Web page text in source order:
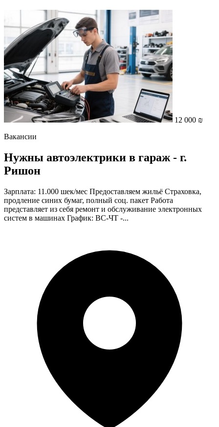
12 000 ₪
Вакансии
Нужны автоэлектрики в гараж - г.
Ришон
Зарплата: 11.000 шек/мес Предоставляем жильё Страховка,
продление синих бумаг, полный соц. пакет Работа
представляет из себя ремонт и обслуживание электронных
систем в машинах График: ВС-ЧТ -...